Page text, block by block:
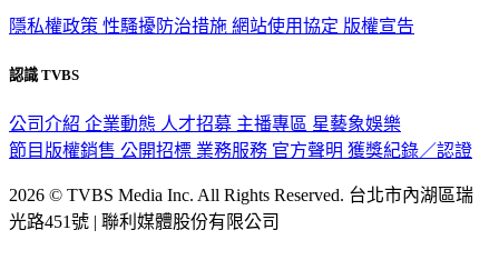
隱私權政策 性騷擾防治措施 網站使用協定 版權宣告
認識 TVBS
公司介紹 企業動態 人才招募 主播專區 星藝象娛樂
節目版權銷售 公開招標 業務服務 官方聲明 獲獎紀錄／認證
2026 © TVBS Media Inc. All Rights Reserved. 台北市內湖區瑞
光路451號 | 聯利媒體股份有限公司